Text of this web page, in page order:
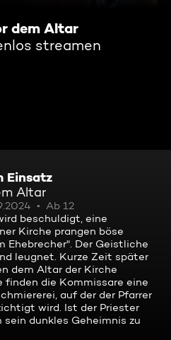
dem Altar
streamen
Einsatz
Altar
Ab 12
beschuldigt, eine
Kirche prangen böse
Ehebrecher". Der Geistliche
leugnet. Kurze Zeit später
dem Altar der Kirche
finden die Kommissare eine
auf der der Pfarrer
wird. Ist der Priester
sein dunkles Geheimnis zu